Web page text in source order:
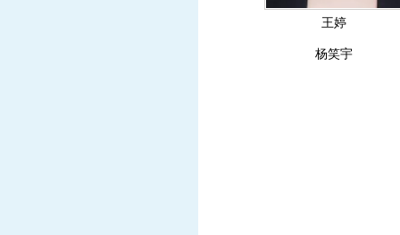
王婷
杨笑宇